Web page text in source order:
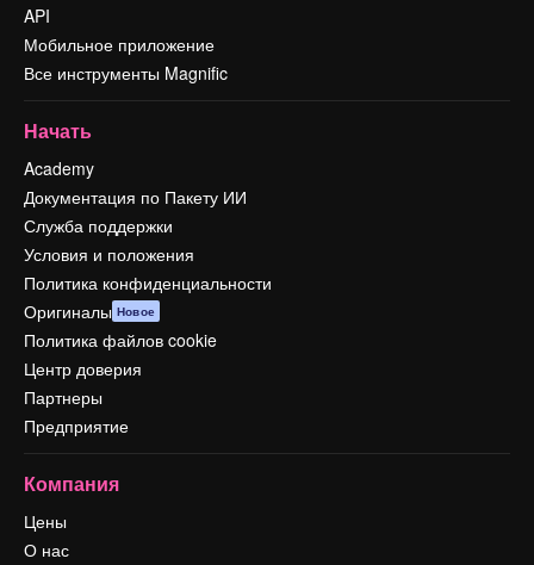
API
Мобильное приложение
Все инструменты Magnific
Начать
Academy
Документация по Пакету ИИ
Служба поддержки
Условия и положения
Политика конфиденциальности
Оригиналы Новое
Политика файлов cookie
Центр доверия
Партнеры
Предприятие
Компания
Цены
О нас